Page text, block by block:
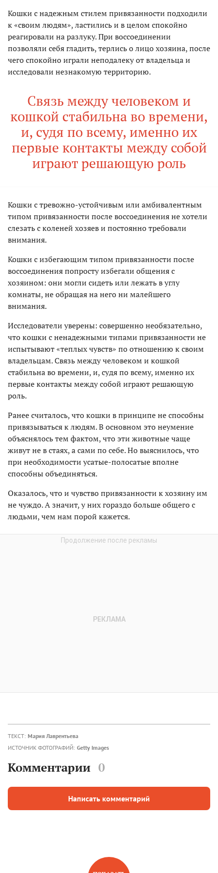
Кошки с надежным стилем привязанности подходили
к «своим людям», ластились и в целом спокойно
реагировали на разлуку. При воссоединении
позволяли себя гладить, терлись о лицо хозяина, после
чего спокойно играли неподалеку от владельца и
исследовали незнакомую территорию.
Связь между человеком и
кошкой стабильна во времени,
и, судя по всему, именно их
первые контакты между собой
играют решающую роль
Кошки с тревожно-устойчивым или амбивалентным
типом привязанности после воссоединения не хотели
слезать с коленей хозяев и постоянно требовали
внимания.
Кошки с избегающим типом привязанности после
воссоединения попросту избегали общения с
хозяином: они могли сидеть или лежать в углу
комнаты, не обращая на него ни малейшего
внимания.
Исследователи уверены: совершенно необязательно,
что кошки с ненадежными типами привязанности не
испытывают «теплых чувств» по отношению к своим
владельцам. Связь между человеком и кошкой
стабильна во времени, и, судя по всему, именно их
первые контакты между собой играют решающую
роль.
Ранее считалось, что кошки в принципе не способны
привязываться к людям. В основном это неумение
объяснялось тем фактом, что эти животные чаще
живут не в стаях, а сами по себе. Но выяснилось, что
при необходимости усатые-полосатые вполне
способны объединяться.
Оказалось, что и чувство привязанности к хозяину им
не чуждо. А значит, у них гораздо больше общего с
людьми, чем нам порой кажется.
ТЕКСТ: Мария Лаврентьева
ИСТОЧНИК ФОТОГРАФИЙ: Getty Images
Комментарии 0
Написать комментарий